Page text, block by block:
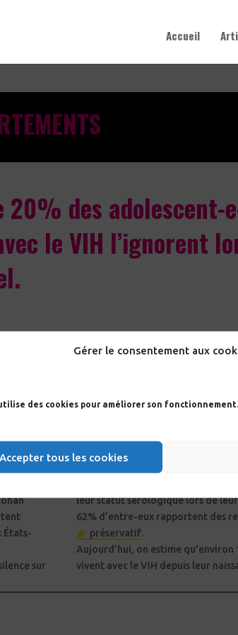
Gérer le consentement aux
des cookies pour améliorer son fonctionnement.
Accepter tous les cookies
Accueil
20% des adolescent-
le VIH l’ignorent
cette page en gardant son âge en tête.
e-s
statut
États-
sur
leur statut sérologique lors de
62% d’entre-eux rapportent des
préservatif.
Aujourd’hui, on estime qu’environ
vivent avec le VIH depuis leur